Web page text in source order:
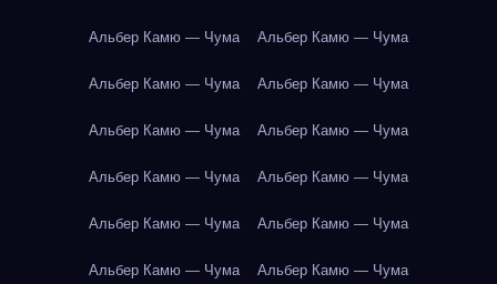
Альбер Камю — Чума Альбер Камю — Чума
Альбер Камю — Чума Альбер Камю — Чума
Альбер Камю — Чума Альбер Камю — Чума
Альбер Камю — Чума Альбер Камю — Чума
Альбер Камю — Чума Альбер Камю — Чума
Альбер Камю — Чума Альбер Камю — Чума